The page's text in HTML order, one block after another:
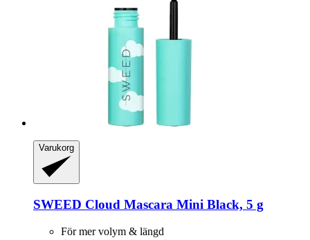
Varukorg
SWEED Cloud Mascara Mini Black, 5 g
För mer volym & längd